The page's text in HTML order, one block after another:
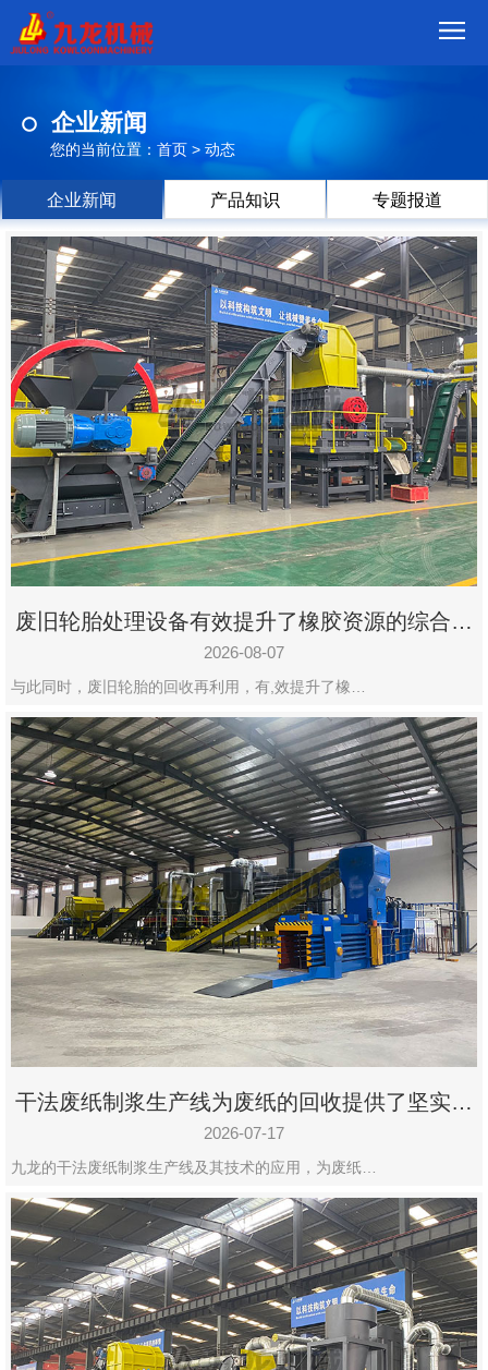
品
视
频
现
场
方
案
动
态
联
系
郑
州
市
九
设
有
限
公
司
豫
ICP
备
19020390
号-1
企业新闻
您的当前位置： 首页 > 动态
企业新闻 产品知识 专题报道
废旧轮胎处理设备有效提升了橡胶资源的综合利
用率
2026-08-07
与此同时，废旧轮胎的回收再利用，有,效提升了橡…
干法废纸制浆生产线为废纸的回收提供了坚实的
保障
2026-07-17
九龙的干法废纸制浆生产线及其技术的应用，为废纸…